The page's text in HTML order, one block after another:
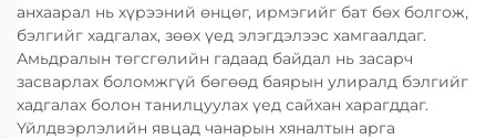
анхаарал нь хүрээний өнцөг, ирмэгийг бат бөх болгож,
бэлгийг хадгалах, зөөх үед элэгдэлээс хамгаалдаг.
Амьдралын төгсгөлийн гадаад байдал нь засарч
засварлах боломжгүй бөгөөд баярын улиралд бэлгийг
хадгалах болон танилцуулах үед сайхан харагддаг.
Үйлдвэрлэлийн явцад чанарын хяналтын арга